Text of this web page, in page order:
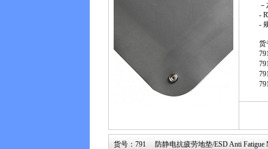
-
-
货
货号：791 防静电抗疲劳地垫/ESD Anti Fatigue